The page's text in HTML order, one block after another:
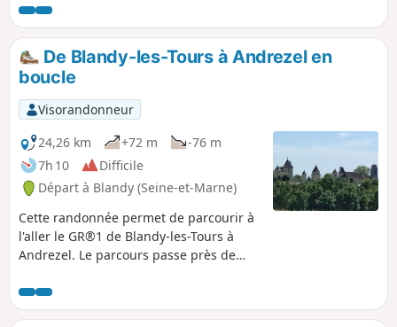
une des plus belles églises gothiques d'Ile-
de-France. Deux autres églises, une
chapelle, un autre château plus récent et un
ancien moulin complètent le tableau. Un
itinéraire sur un plateau cultivé, dans des
bois et à saute-mouton avec le Ru d'Ancoeur.
De Blandy-les-Tours à Andrezel en
boucle
Visorandonneur
24,26 km
+72 m
-76 m
7h 10
Difficile
Départ à Blandy (Seine-et-Marne)
Cette randonnée permet de parcourir à
l'aller le GR®1 de Blandy-les-Tours à
Andrezel. Le parcours passe près de
du Château d'Aunoy sur la commune de
Champeaux.